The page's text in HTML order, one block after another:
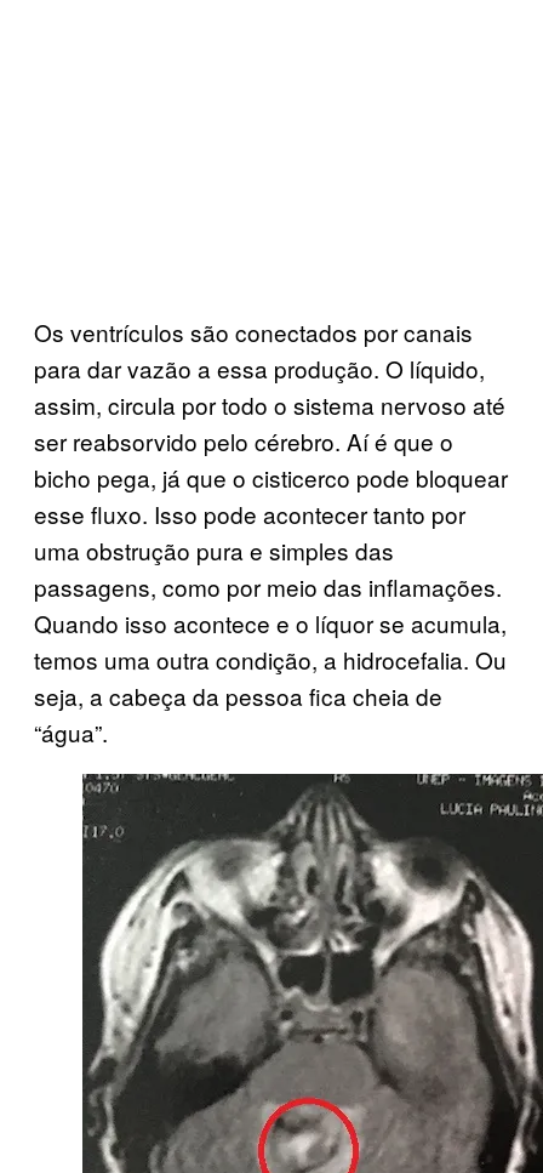
Os ventrículos são conectados por canais
para dar vazão a essa produção. O líquido,
assim, circula por todo o sistema nervoso até
ser reabsorvido pelo cérebro. Aí é que o
bicho pega, já que o cisticerco pode bloquear
esse fluxo. Isso pode acontecer tanto por
uma obstrução pura e simples das
passagens, como por meio das inflamações.
Quando isso acontece e o líquor se acumula,
temos uma outra condição, a hidrocefalia. Ou
seja, a cabeça da pessoa fica cheia de
“água”.